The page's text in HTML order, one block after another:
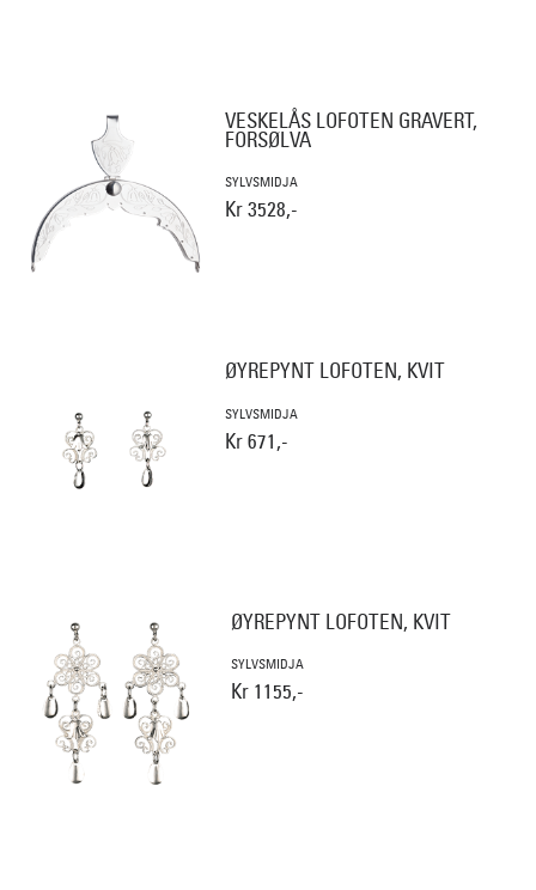
VESKELÅS LOFOTEN GRAVERT,
FORSØLVA
SYLVSMIDJA
Kr 3528,-
ØYREPYNT LOFOTEN, KVIT
SYLVSMIDJA
Kr 671,-
ØYREPYNT LOFOTEN, KVIT
SYLVSMIDJA
Kr 1155,-